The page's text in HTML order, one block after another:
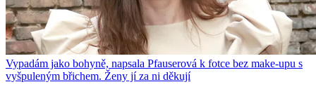
Vypadám jako bohyně, napsala Pfauserová k fotce bez make-upu s
vyšpuleným břichem. Ženy jí za ni děkují